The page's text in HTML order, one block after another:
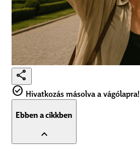
share
check_circle Hivatkozás másolva a vágólapra!
Ebben a cikkben
expand_less